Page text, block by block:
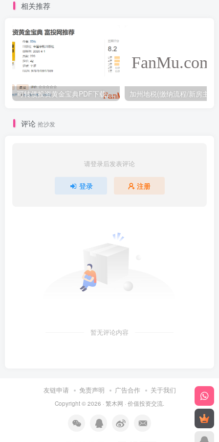
相关推荐
可转债投资黄金宝典PDF下载,阿秋可转债投资学习书籍下载
评论 抢沙发
请登录后发表评论
登录 注册
暂无评论内容
友链申请 免责声明 广告合作 关于我们
Copyright © 2026 · 繁木网 · 价值投资交流.